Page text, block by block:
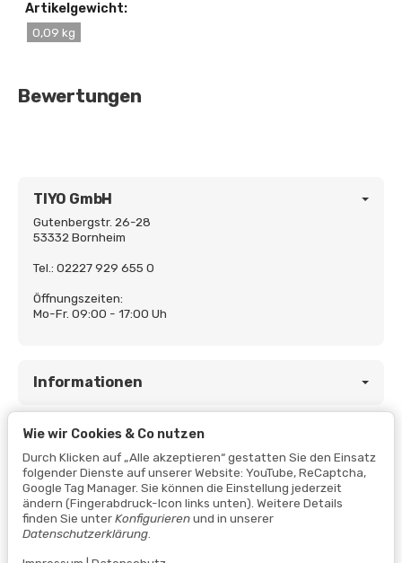
Artikelgewicht:
0,09 kg
Bewertungen
TIYO GmbH
Gutenbergstr. 26-28
53332 Bornheim
Tel.: 02227 929 655 0
Öffnungszeiten:
Mo-Fr. 09:00 - 17:00 Uh
Informationen
Gesetzliche Informationen
Wie wir Cookies & Co nutzen
Durch Klicken auf „Alle akzeptieren“ gestatten Sie den Einsatz
folgender Dienste auf unserer Website: YouTube, ReCaptcha,
Google Tag Manager. Sie können die Einstellung jederzeit
ändern (Fingerabdruck-Icon links unten). Weitere Details
finden Sie unterKonfigurierenund in unserer
Datenschutzerklärung.